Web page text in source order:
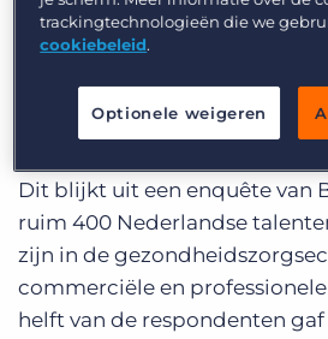
Midden in dit hardnekkige
blijft succesvol talent
topprioriteit. Zeker nu twee
uitzendkrachten en
Dit blijkt uit een enquête van
ruim 400 Nederlandse
zijn in de
commerciële en
helft van de respondenten
trackingtechnologieën die we
cookiebeleid.
Optionele weigeren